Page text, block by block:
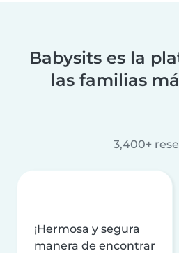
Babysits es la
las familias
3,400+
¡Hermosa y segura
manera de encontrar